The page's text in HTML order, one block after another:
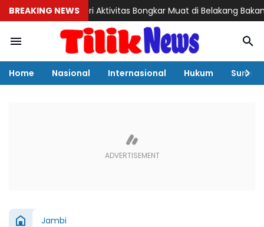
BREAKING NEWS
Misteri Aktivitas Bongkar Muat di Belakang Bakamla
Home Nasional Internasional Hukum Sumut
Jambi